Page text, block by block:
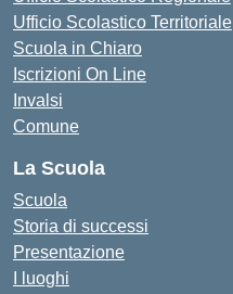
Ufficio Scolastico Territoriale
Scuola in Chiaro
Iscrizioni On Line
Invalsi
Comune
La Scuola
Scuola
Storia di successi
Presentazione
I luoghi